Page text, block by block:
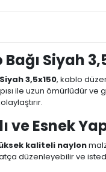
Bağı Siyah
3,5x150, kablo
ile uzun ömürlüdür ve
ve Esnek
kaliteli naylon
düzenleyebilir ve